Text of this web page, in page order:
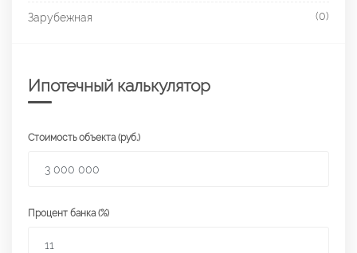
Зарубежная (0)
Ипотечный калькулятор
Стоимость объекта (руб.)
Процент банка (%)